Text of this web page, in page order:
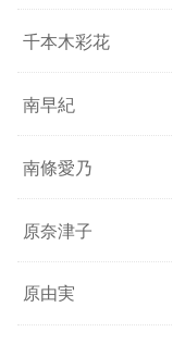
千本木彩花
南早紀
南條愛乃
原奈津子
原由実